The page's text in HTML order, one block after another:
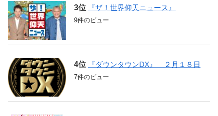
『ザ！世界仰天ニュース』
9件のビュー
『ダウンタウンDX』 ２月１８日
7件のビュー